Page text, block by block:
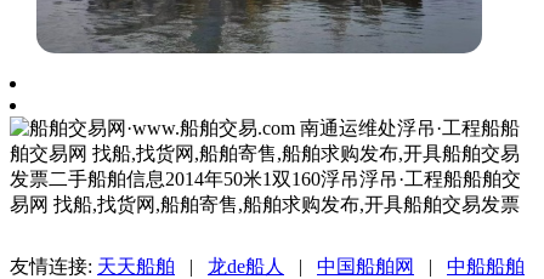
友情连接: 天天船舶 | 龙de船人 | 中国船舶网 | 中船船舶